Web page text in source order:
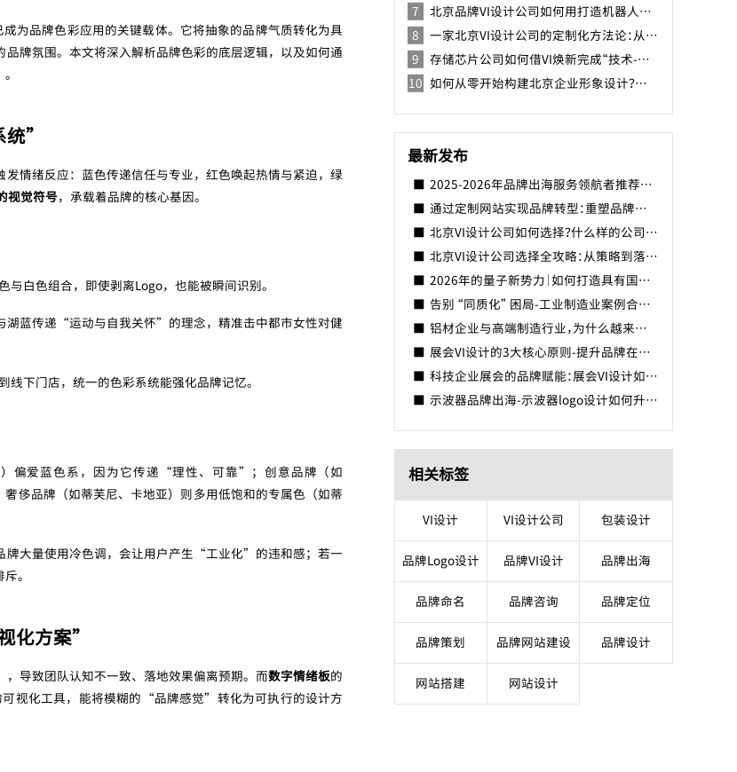
为品牌色彩应用的关键载体。它将抽象的品牌气质转化为具
牌氛围。本文将深入解析品牌色彩的底层逻辑，以及如何通
统”
情绪反应：蓝色传递信任与专业，红色唤起热情与紧迫，绿
视觉符号，承载着品牌的核心基因。
与白色组合，即使剥离Logo，也能被瞬间识别。
湖蓝传递“运动与自我关怀”的理念，精准击中都市女性对健
线下门店，统一的色彩系统能强化品牌记忆。
偏爱蓝色系，因为它传递“理性、可靠”；创意品牌（如
侈品牌（如蒂芙尼、卡地亚）则多用低饱和的专属色（如蒂
大量使用冷色调，会让用户产生“工业化”的违和感；若一
。
化方案”
导致团队认知不一致、落地效果偏离预期。而数字情绪板的
视化工具，能将模糊的“品牌感觉”转化为可执行的设计方
北京品牌VI设计公司如何用打造机器人品牌识别系统？
一家北京VI设计公司的定制化方法论：从品牌DNA到视觉系统落地
存储芯片公司如何借VI焕新完成“技术-资本-品牌”三级跳-北京VI设计公司
如何从零开始构建北京企业形象设计？一份北京品牌形象手册设计指南
最新发布
2025-2026年品牌出海服务领航者推荐榜，以全球视野驱动品牌新生的国际之路
通过定制网站实现品牌转型：重塑品牌形象的数字化战略
北京VI设计公司如何选择？什么样的公司比较好？
北京VI设计公司选择全攻略：从策略到落地，构建差异化品牌视觉体系
2026年的量子新势力｜如何打造具有国际竞争力的中国量子品牌？
告别 “同质化” 困局-工业制造业案例合集-焕识助力精密制造企业打造品牌形象
铝材企业与高端制造行业，为什么越来越重视 VI 设计？
展会VI设计的3大核心原则-提升品牌在展会中曝光量
科技企业展会的品牌赋能：展会VI设计如何凸显技术硬实力？
示波器品牌出海-示波器logo设计如何升级？
相关标签
VI设计 VI设计公司 包装设计
品牌Logo设计 品牌VI设计 品牌出海
品牌命名 品牌咨询 品牌定位
品牌策划 品牌网站建设 品牌设计
网站搭建 网站设计